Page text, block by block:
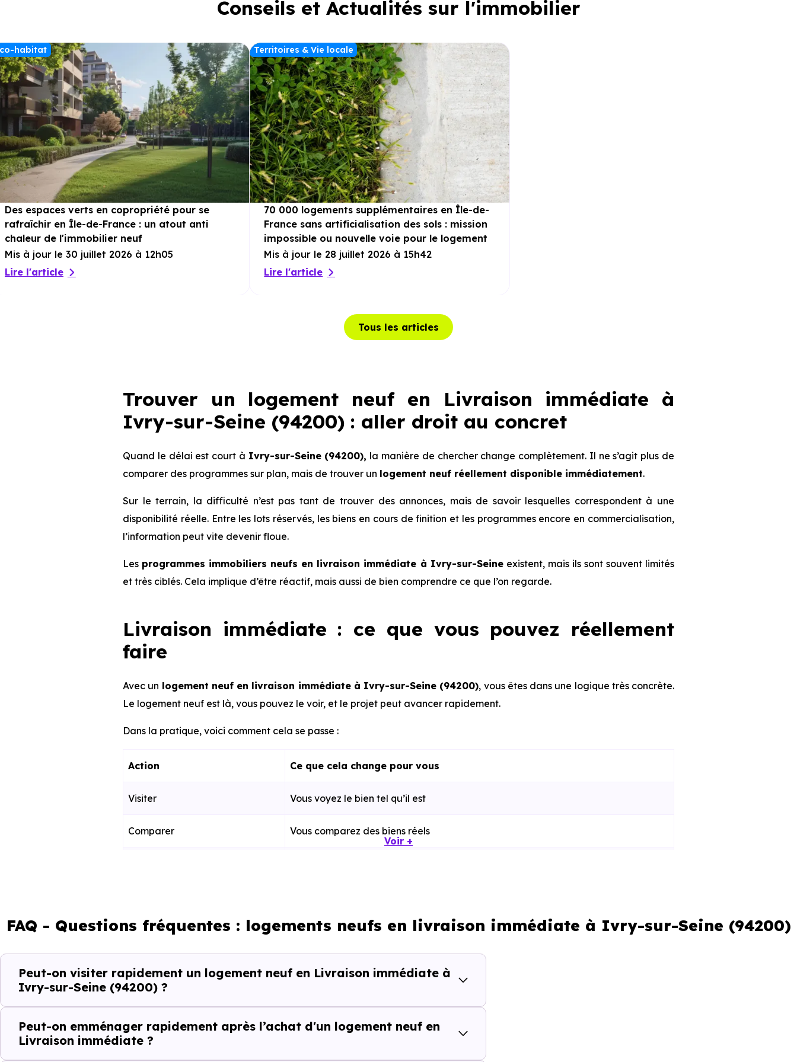
Conseils et Actualités sur l'immobilier
habitat
Des espaces verts en copropriété pour se
rafraîchir en Île-de-France : un atout anti
chaleur de l'immobilier neuf
Mis à jour le 30 juillet 2026 à 12h05
Lire l'article
Territoires & Vie locale
70 000 logements supplémentaires en Île-de-
France sans artificialisation des sols : mission
impossible ou nouvelle voie pour le logement
?
Mis à jour le 28 juillet 2026 à 15h42
Lire l'article
Tous les articles
Trouver un logement neuf en Livraison immédiate à
Ivry-sur-Seine (94200) : aller droit au concret
Quand le délai est court à Ivry-sur-Seine (94200), la manière de chercher change complètement. Il ne s’agit plus de
comparer des programmes sur plan, mais de trouver un logement neuf réellement disponible immédiatement.
Sur le terrain, la difficulté n’est pas tant de trouver des annonces, mais de savoir lesquelles correspondent à une
disponibilité réelle. Entre les lots réservés, les biens en cours de finition et les programmes encore en commercialisation,
l’information peut vite devenir floue.
Les programmes immobiliers neufs en livraison immédiate à Ivry-sur-Seineexistent, mais ils sont souvent limités
et très ciblés. Cela implique d’être réactif, mais aussi de bien comprendre ce que l’on regarde.
Livraison immédiate : ce que vous pouvez réellement
faire
Avec un logement neuf en livraison immédiate à Ivry-sur-Seine (94200), vous êtes dans une logique très concrète.
Le logement neuf est là, vous pouvez le voir, et le projet peut avancer rapidement.
Dans la pratique, voici comment cela se passe :
Action Ce que cela change pour vous
Visiter Vous voyez le bien tel qu’il est
Comparer Vous comparez des biens réels
Emménager Possible plus rapidement
Ce fonctionnement est particulièrement adapté si vous avez une contrainte de calendrier ou si vous souhaitez éviter
toute projection théorique.
Éviter les pertes de temps dans une recherche urgente
Voir +
FAQ - Questions fréquentes : logements neufs en livraison immédiate à Ivry-sur-Seine (94200)
Peut-on visiter rapidement un logement neuf en Livraison immédiate à
Ivry-sur-Seine (94200) ?
Peut-on emménager rapidement après l’achat d'un logement neuf en
Livraison immédiate ?